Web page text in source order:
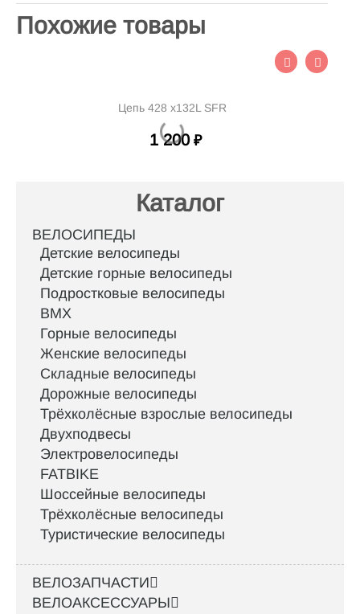
Похожие товары
Цепь 428 х132L SFR
1 200 ₽
Каталог
ВЕЛОСИПЕДЫ
Детские велосипеды
Детские горные велосипеды
Подростковые велосипеды
BMX
Горные велосипеды
Женские велосипеды
Складные велосипеды
Дорожные велосипеды
Трёхколёсные взрослые велосипеды
Двухподвесы
Электровелосипеды
FATBIKE
Шоссейные велосипеды
Трёхколёсные велосипеды
Туристические велосипеды
ВЕЛОЗАПЧАСТИ
ВЕЛОАКСЕССУАРЫ